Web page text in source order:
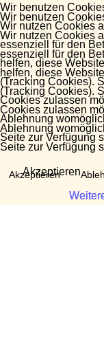
Wir benutzen
Wir nutzen Cookies
essenziell für den
helfen, diese
(Tracking Cookies).
Cookies zulassen
Ablehnung
Seite zur Verfügung
Akzeptieren
Wir benutzen
Wir nutzen Cookies
essenziell für den
helfen, diese
(Tracking Cookies).
Cookies zulassen
Ablehnung
Seite zur Verfügung
Akzeptieren